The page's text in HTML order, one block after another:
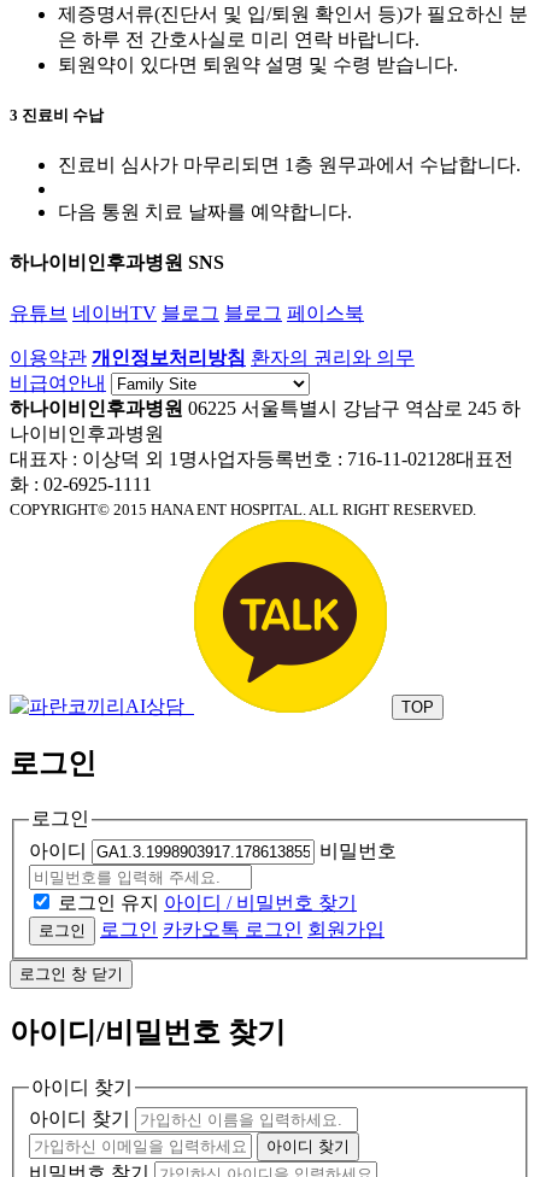
제증명서류(진단서 및 입/퇴원 확인서 등)가 필요하신 분
은 하루 전 간호사실로 미리 연락 바랍니다.
퇴원약이 있다면 퇴원약 설명 및 수령 받습니다.
3 진료비 수납
진료비 심사가 마무리되면 1층 원무과에서 수납합니다.
다음 통원 치료 날짜를 예약합니다.
하나이비인후과병원 SNS
유튜브 네이버TV 블로그 블로그 페이스북
이용약관 개인정보처리방침 환자의 권리와 의무
비급여안내
하나이비인후과병원 06225 서울특별시 강남구 역삼로 245 하
나이비인후과병원
대표자 : 이상덕 외 1명사업자등록번호 : 716-11-02128대표전
화 : 02-6925-1111
COPYRIGHT© 2015 HANA ENT HOSPITAL. ALL RIGHT RESERVED.
TOP
로그인
로그인
아이디
비밀번호
로그인 유지 아이디 / 비밀번호 찾기
로그인 로그인 카카오톡 로그인 회원가입
로그인 창 닫기
아이디/비밀번호 찾기
아이디 찾기
아이디 찾기
아이디 찾기